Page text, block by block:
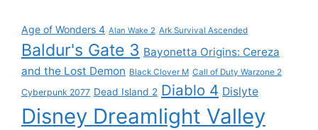
Age of Wonders 4 Alan Wake 2 Ark Survival Ascended
Baldur's Gate 3 Bayonetta Origins: Cereza
and the Lost Demon Black Clover M Call of Duty Warzone 2
Cyberpunk 2077 Dead Island 2 Diablo 4 Dislyte
Disney Dreamlight Valley